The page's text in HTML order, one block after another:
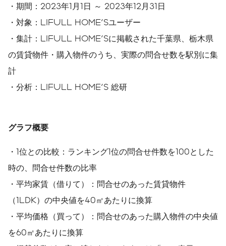
・期間：2023年1月1日 ～ 2023年12月31日
・対象：LIFULL HOME'Sユーザー
・集計：LIFULL HOME'Sに掲載された千葉県、栃木県
の賃貸物件・購入物件のうち、実際の問合せ数を駅別に集
計
・分析：LIFULL HOME'S 総研
グラフ概要
・1位との比較：ランキング1位の問合せ件数を100とした
時の、問合せ件数の比率
・平均家賃（借りて）：問合せのあった賃貸物件
（1LDK）の中央値を40㎡あたりに換算
・平均価格（買って）：問合せのあった購入物件の中央値
を60㎡あたりに換算